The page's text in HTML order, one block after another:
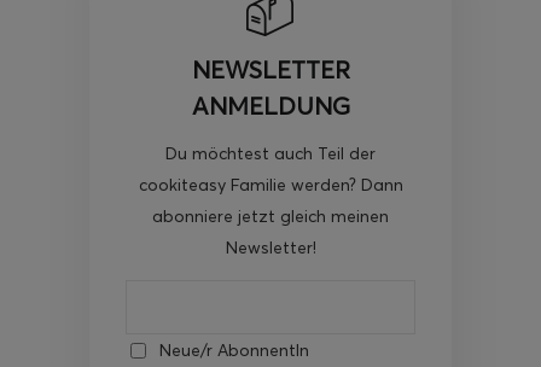
NEWSLETTER
ANMELDUNG
Du möchtest auch Teil der
cookiteasy Familie werden? Dann
abonniere jetzt gleich meinen
Newsletter!
Neue/r AbonnentIn